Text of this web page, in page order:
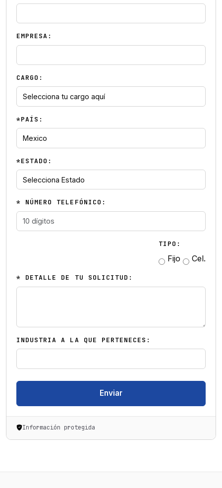
EMPRESA:
CARGO:
*PAÍS:
*ESTADO:
* NÚMERO TELEFÓNICO:
TIPO:
Fijo Cel.
* DETALLE DE TU SOLICITUD:
INDUSTRIA A LA QUE PERTENECES:
Enviar
Información protegida